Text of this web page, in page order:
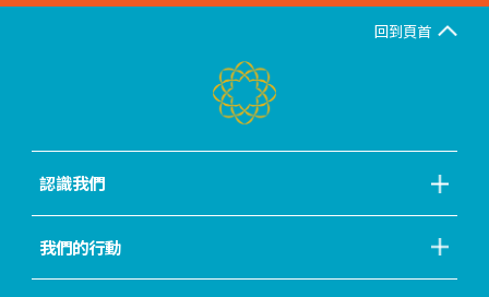
回到頁首
認識我們
我們的行動